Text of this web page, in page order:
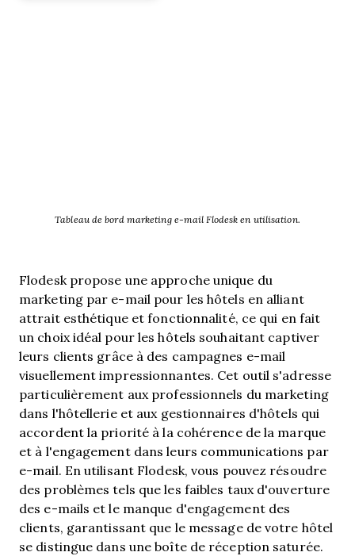
Tableau de bord marketing e-mail Flodesk en utilisation.
Flodesk propose une approche unique du
marketing par e-mail pour les hôtels en alliant
attrait esthétique et fonctionnalité, ce qui en fait
un choix idéal pour les hôtels souhaitant captiver
leurs clients grâce à des campagnes e-mail
visuellement impressionnantes. Cet outil s'adresse
particulièrement aux professionnels du marketing
dans l'hôtellerie et aux gestionnaires d'hôtels qui
accordent la priorité à la cohérence de la marque
et à l'engagement dans leurs communications par
e-mail. En utilisant Flodesk, vous pouvez résoudre
des problèmes tels que les faibles taux d'ouverture
des e-mails et le manque d'engagement des
clients, garantissant que le message de votre hôtel
se distingue dans une boîte de réception saturée.